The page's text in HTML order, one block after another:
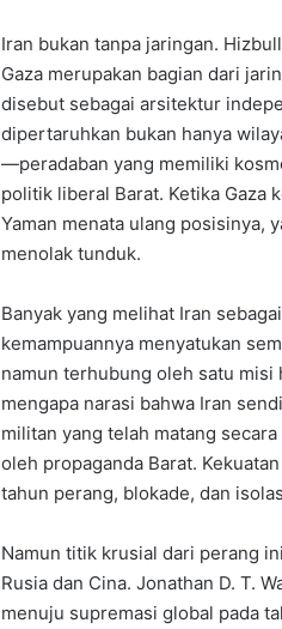
Iran bukan tanpa jaringan.
Gaza merupakan bagian dari
disebut sebagai arsitektur
dipertaruhkan bukan hanya
—peradaban yang memiliki
politik liberal Barat. Ketika Gaza
Yaman menata ulang posisinya,
menolak tunduk.
Banyak yang melihat Iran
kemampuannya menyatukan
namun terhubung oleh satu
mengapa narasi bahwa Iran
militan yang telah matang
oleh propaganda Barat.
tahun perang, blokade, dan
Namun titik krusial dari perang
Rusia dan Cina. Jonathan D. T.
menuju supremasi global pada